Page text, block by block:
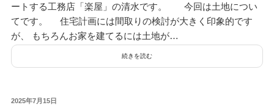
ートする工務店「楽屋」の清水です。 今回は土地につい
てです。 住宅計画には間取りの検討が大きく印象的です
が、 もちろんお家を建てるには土地が…
続きを読む
投
2025年7月15日